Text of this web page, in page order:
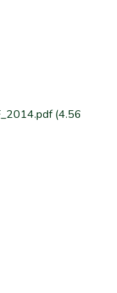
(4.56